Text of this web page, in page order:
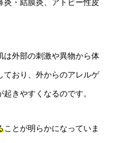
炎・結膜炎、アトピー性皮
は外部の刺激や異物から体
ており、外からのアレルゲ
きやすくなるのです。
ことが明らかになっていま